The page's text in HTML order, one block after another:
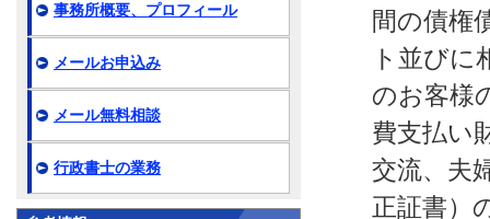
間の債権
ト並びに
のお客様
費支払い
交流、夫
正証書）
事務所概要、プロフィール
メールお申込み
メール無料相談
行政書士の業務